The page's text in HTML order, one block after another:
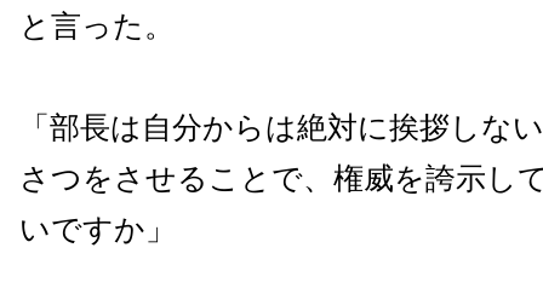
と言った。
「部長は自分からは絶対に挨拶しな
さつをさせることで、権威を誇示し
いですか」